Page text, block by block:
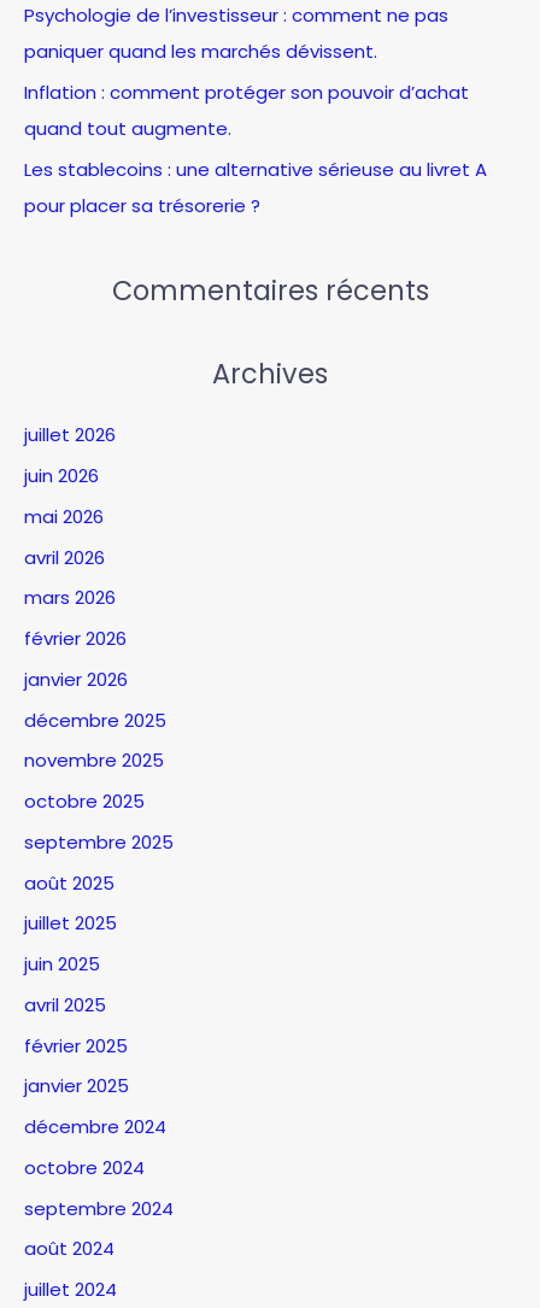
r
:
Psychologie de l’investisseur : comment ne pas
paniquer quand les marchés dévissent.
Inflation : comment protéger son pouvoir d’achat
quand tout augmente.
Les stablecoins : une alternative sérieuse au livret A
pour placer sa trésorerie ?
Commentaires récents
Archives
juillet 2026
juin 2026
mai 2026
avril 2026
mars 2026
février 2026
janvier 2026
décembre 2025
novembre 2025
octobre 2025
septembre 2025
août 2025
juillet 2025
juin 2025
avril 2025
février 2025
janvier 2025
décembre 2024
octobre 2024
septembre 2024
août 2024
juillet 2024